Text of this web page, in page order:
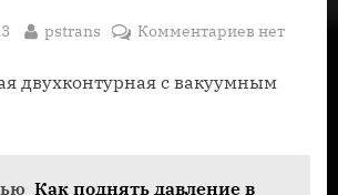
By
pstrans Комментариевк
Какая
ваз
нет
двухконтурная с вакуумным
Как поднять давление в